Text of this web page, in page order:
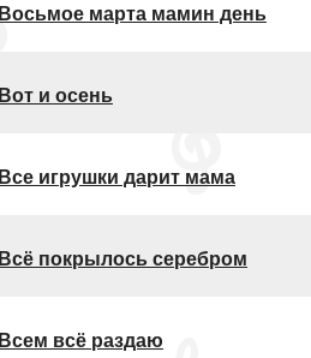
Восьмое марта мамин день
Вот и осень
Все игрушки дарит мама
Всё покрылось серебром
Всем всё раздаю